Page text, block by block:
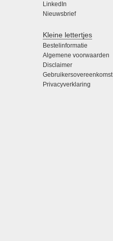
LinkedIn
Nieuwsbrief
Kleine lettertjes
Bestelinformatie
Algemene voorwaarden
Disclaimer
Gebruikersovereenkomst
Privacyverklaring